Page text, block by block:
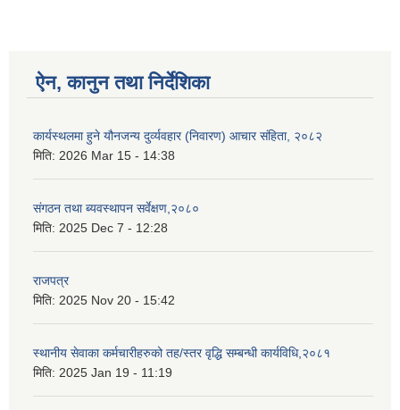
ऐन, कानुन तथा निर्देशिका
कार्यस्थलमा हुने यौनजन्य दुर्व्यवहार (निवारण) आचार संहिता, २०८२
मिति: 2026 Mar 15 - 14:38
संगठन तथा ब्यवस्थापन सर्वेक्षण,२०८०
मिति: 2025 Dec 7 - 12:28
राजपत्र
मिति: 2025 Nov 20 - 15:42
स्थानीय सेवाका कर्मचारीहरुको तह/स्तर वृद्धि सम्बन्धी कार्यविधि,२०८१
मिति: 2025 Jan 19 - 11:19